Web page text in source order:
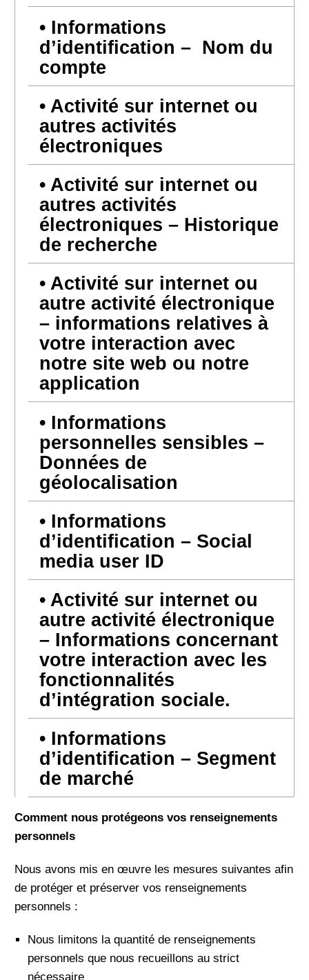
Informations
d’identification – Nom du
compte
Activité sur internet ou
autres activités
électroniques
Activité sur internet ou
autres activités
électroniques – Historique
de recherche
Activité sur internet ou
autre activité électronique
– informations relatives à
votre interaction avec
notre site web ou notre
application
Informations
personnelles sensibles –
Données de
géolocalisation
Informations
d’identification – Social
media user ID
Activité sur internet ou
autre activité électronique
– Informations concernant
votre interaction avec les
fonctionnalités
d’intégration sociale.
Informations
d’identification – Segment
de marché
Comment nous protégeons vos renseignements
personnels
Nous avons mis en œuvre les mesures suivantes afin
de protéger et préserver vos renseignements
personnels :
Nous limitons la quantité de renseignements
personnels que nous recueillons au strict
nécessaire